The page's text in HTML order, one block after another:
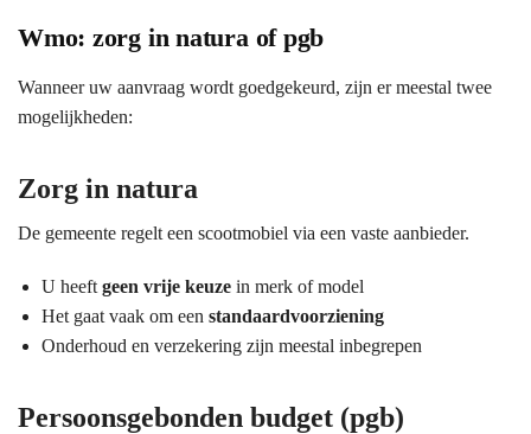
Wmo: zorg in natura of pgb
Wanneer uw aanvraag wordt goedgekeurd, zijn er meestal twee
mogelijkheden:
Zorg in natura
De gemeente regelt een scootmobiel via een vaste aanbieder.
U heeft geen vrije keuze in merk of model
Het gaat vaak om een standaardvoorziening
Onderhoud en verzekering zijn meestal inbegrepen
Persoonsgebonden budget (pgb)